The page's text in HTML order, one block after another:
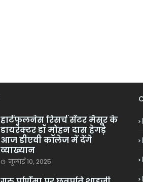
हार्टफुलनेस रिसर्च सेंटर मैसूर के
डायरेक्टर डॉ मोहन दास हेगड़े
आज डीएवी कॉलेज में देंगे
व्याख्यान
जुलाई 10, 2025